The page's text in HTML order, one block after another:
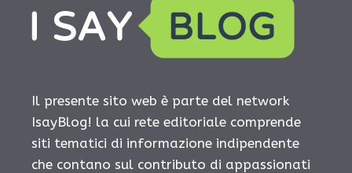
Il presente sito web è parte del network
IsayBlog! la cui rete editoriale comprende
siti tematici di informazione indipendente
che contano sul contributo di appassionati